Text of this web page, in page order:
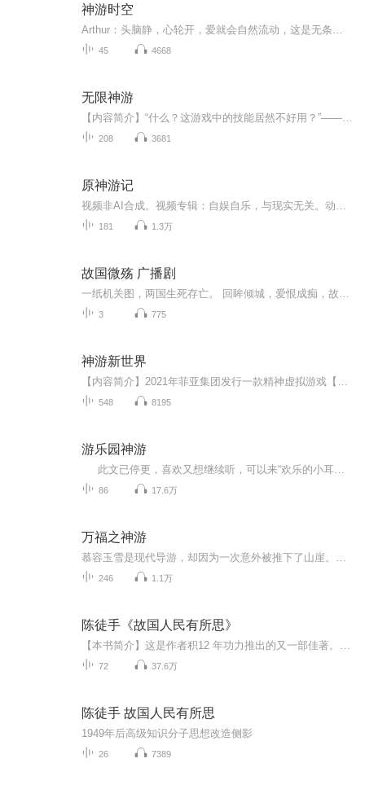
神游时空
45 4668
无限神游
208 3681
原神游记
181 1.3万
故国微殇 广播剧
3 775
神游新世界
548 8195
游乐园神游
86 17.6万
万福之神游
246 1.1万
陈徒手《故国人民有所思》
72 37.6万
陈徒手 故国人民有所思
1949年后高级知识分子思想改造侧影
26 7389